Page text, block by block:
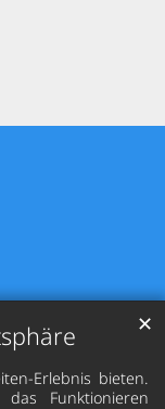
Erlebnis bieten.
Funktionieren
✕